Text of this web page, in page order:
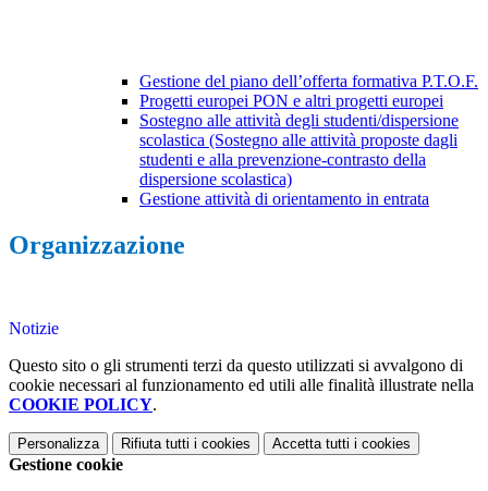
Gestione del piano dell’offerta formativa P.T.O.F.
Progetti europei PON e altri progetti europei
Sostegno alle attività degli studenti/dispersione
scolastica (Sostegno alle attività proposte dagli
studenti e alla prevenzione-contrasto della
dispersione scolastica)
Gestione attività di orientamento in entrata
Organizzazione
Notizie
Questo sito o gli strumenti terzi da questo utilizzati si avvalgono di
cookie necessari al funzionamento ed utili alle finalità illustrate nella
COOKIE POLICY.
Personalizza Rifiuta tutti i cookies Accetta tutti i cookies
Gestione cookie